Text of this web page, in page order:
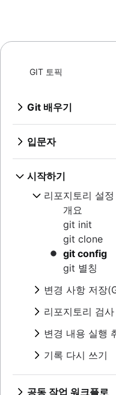
GIT 토픽
Git 배우기
Git 명령
Bitbucket
Bitbucket
Bitbucket
방법 알아보기
입문자
버전 제어란
소스 코드 관리
Git이란
Git이 조직에 필
Git 설치
Git SSH
Git archive
GitOps
Git 치트 시트
시작하기
리포지토리 설정
개요
git init
git clone
git config
git 별칭
변경 사항 저장
Git 커밋
git diff
.gitignore
리포지토리 검사
git tag
git blame
변경 내용 실행
git clean
git revert
git reset
기록 다시 쓰기
공동 작업 워크플로